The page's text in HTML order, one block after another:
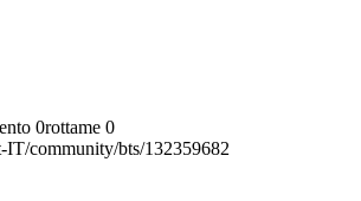
0rottame 0
IT/community/bts/132359682